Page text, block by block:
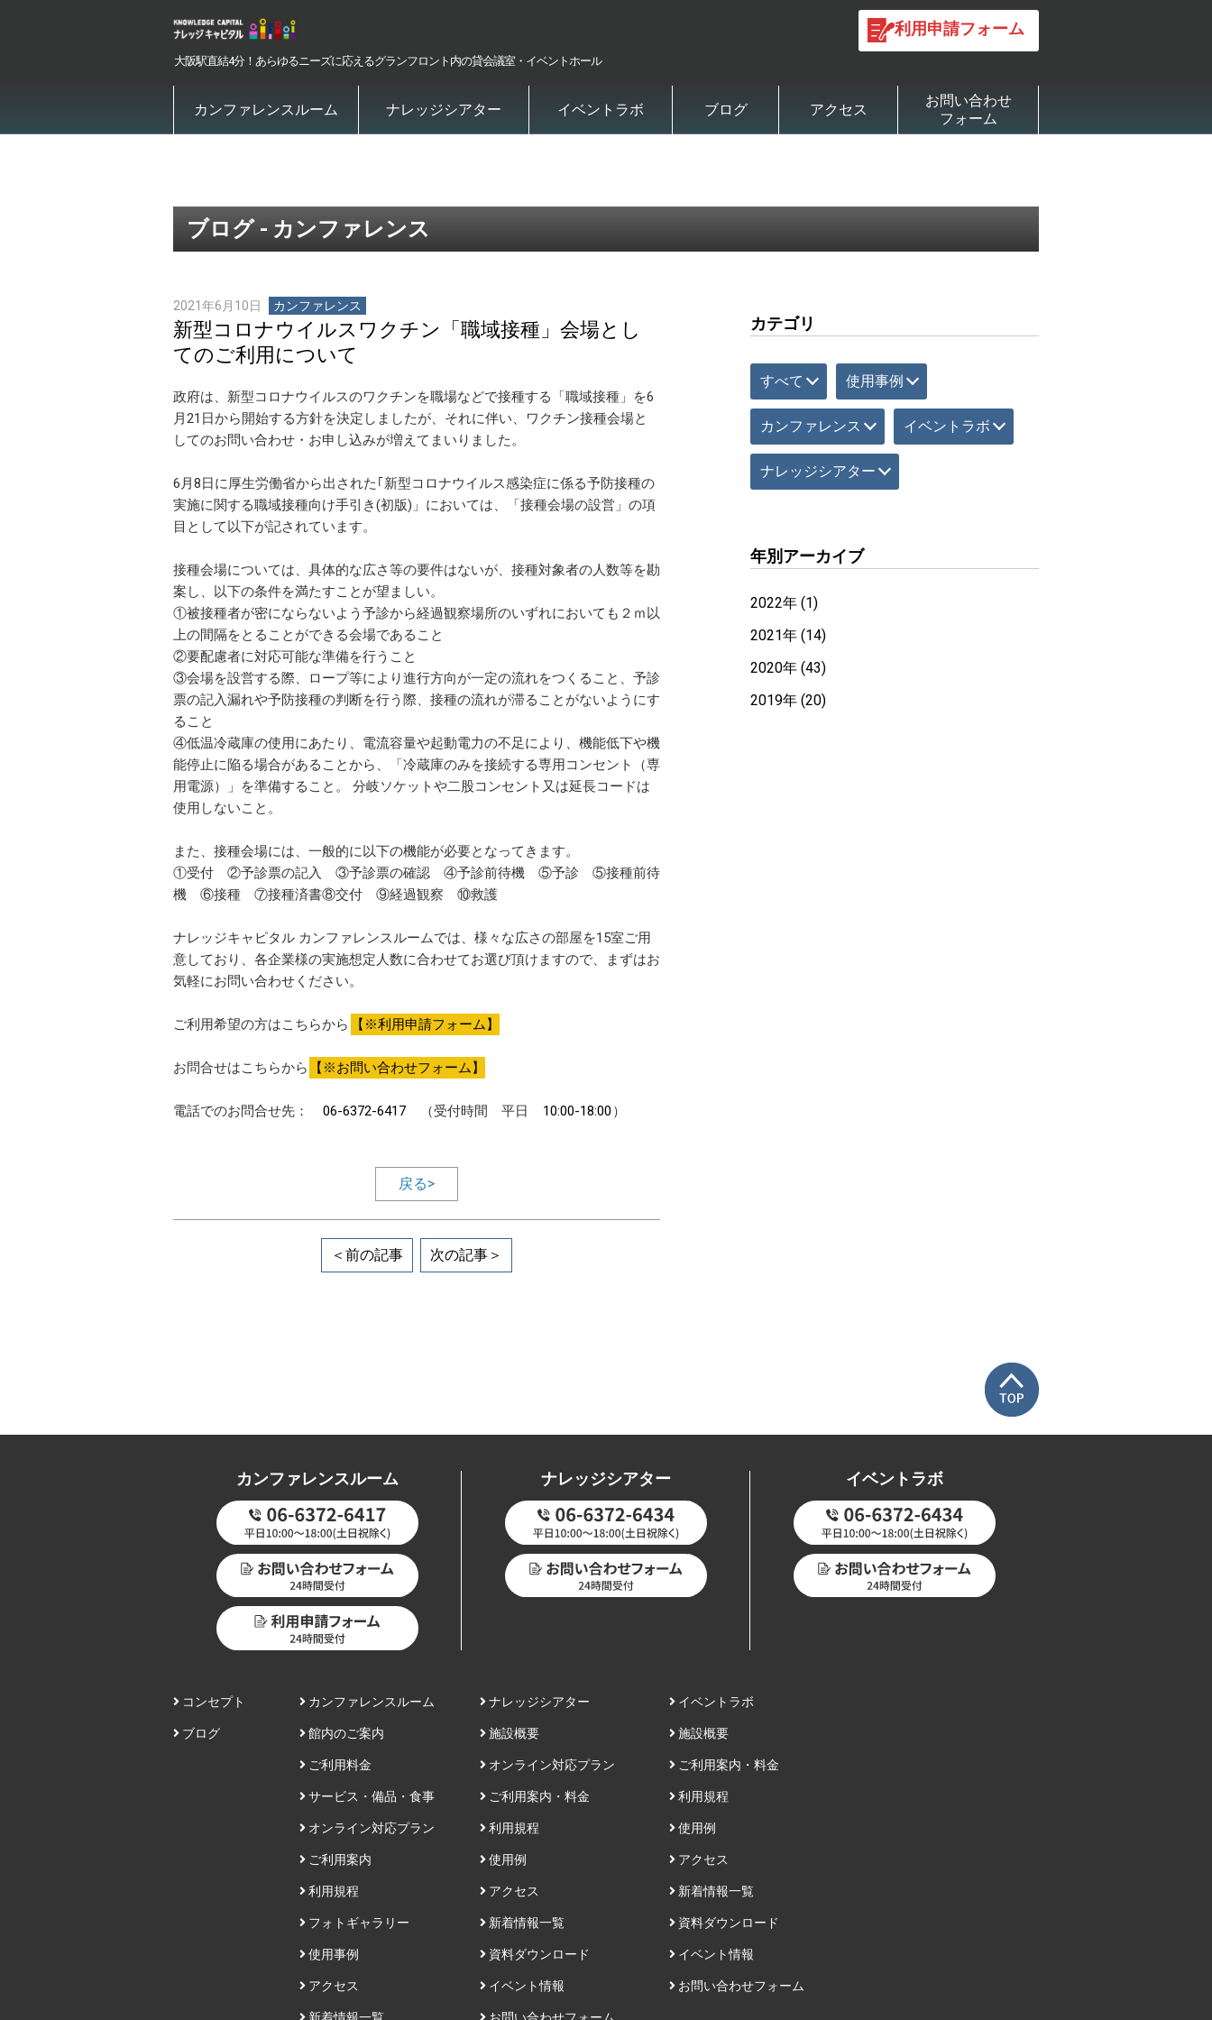
大阪駅直結4分！あらゆるニーズに応えるグランフロント内の貸会議室・イベントホール
利用申請フォーム
カンファレンスルーム ナレッジシアター イベントラボ ブログ アクセス
お問い合わせ
フォーム
ブログ - カンファレンス
2021年6月10日 カンファレンス
新型コロナウイルスワクチン「職域接種」会場とし
てのご利用について
政府は、新型コロナウイルスのワクチンを職場などで接種する「職域接種」を6
月21日から開始する方針を決定しましたが、それに伴い、ワクチン接種会場と
してのお問い合わせ・お申し込みが増えてまいりました。
6月8日に厚生労働省から出された｢新型コロナウイルス感染症に係る予防接種の
実施に関する職域接種向け手引き(初版)」においては、「接種会場の設営」の項
目として以下が記されています。
接種会場については、具体的な広さ等の要件はないが、接種対象者の人数等を勘
案し、以下の条件を満たすことが望ましい。
①被接種者が密にならないよう予診から経過観察場所のいずれにおいても２ｍ以
上の間隔をとることができる会場であること
②要配慮者に対応可能な準備を行うこと
③会場を設営する際、ロープ等により進行方向が一定の流れをつくること、予診
票の記入漏れや予防接種の判断を行う際、接種の流れが滞ることがないようにす
ること
④低温冷蔵庫の使用にあたり、電流容量や起動電力の不足により、機能低下や機
能停止に陥る場合があることから、「冷蔵庫のみを接続する専用コンセント（専
用電源）」を準備すること。 分岐ソケットや二股コンセント又は延長コードは
使用しないこと。
また、接種会場には、一般的に以下の機能が必要となってきます。
①受付 ②予診票の記入 ③予診票の確認 ④予診前待機 ⑤予診 ⑤接種前待
機 ⑥接種 ⑦接種済書⑧交付 ⑨経過観察 ⑩救護
ナレッジキャピタル カンファレンスルームでは、様々な広さの部屋を15室ご用
意しており、各企業様の実施想定人数に合わせてお選び頂けますので、まずはお
気軽にお問い合わせください。
ご利用希望の方はこちらから 【※利用申請フォーム】
お問合せはこちらから 【※お問い合わせフォーム】
電話でのお問合せ先： 06-6372-6417 （受付時間 平日 10:00-18:00 ）
戻る>
＜前の記事 次の記事＞
カテゴリ
すべて 使用事例
カンファレンス イベントラボ
ナレッジシアター
年別アーカイブ
2022年 (1)
2021年 (14)
2020年 (43)
2019年 (20)
カンファレンスルーム ナレッジシアター イベントラボ
コンセプト
ブログ
カンファレンスルーム
館内のご案内
ご利用料金
サービス・備品・食事
オンライン対応プラン
ご利用案内
利用規程
フォトギャラリー
使用事例
アクセス
ナレッジシアター
施設概要
オンライン対応プラン
ご利用案内・料金
利用規程
使用例
アクセス
新着情報一覧
資料ダウンロード
イベント情報
イベントラボ
施設概要
ご利用案内・料金
利用規程
使用例
アクセス
新着情報一覧
資料ダウンロード
イベント情報
お問い合わせフォーム